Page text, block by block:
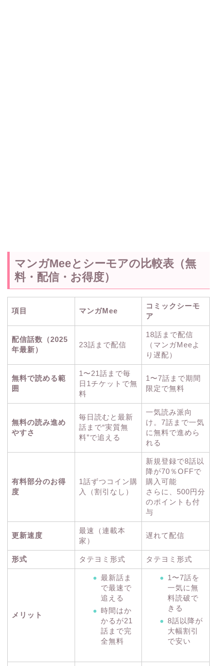
マンガMeeとシーモアの比較表（無
料・配信・お得度）
項目 マンガMee
コミックシーモ
ア
配信話数（2025
年最新）
23話まで配信
18話まで配信
（マンガMeeよ
り遅配）
無料で読める範
囲
1〜21話まで毎
日1チケットで無
料
1〜7話まで期間
限定で無料
無料の読み進め
やすさ
毎日読むと最新
話まで“実質無
料”で追える
一気読み派向
け。7話まで一気
に無料で進めら
れる
有料部分のお得
度
1話ずつコイン購
入（割引なし）
新規登録で8話以
降が70％OFFで
購入可能
さらに、500円分
のポイントも付
与
更新速度
最速（連載本
家）
遅れて配信
形式 タテヨミ形式 タテヨミ形式
メリット
最新話ま
で最速で
追える
時間はか
かるが21
話まで完
全無料
1〜7話を
一気に無
料読破で
きる
8話以降が
大幅割引
で安い